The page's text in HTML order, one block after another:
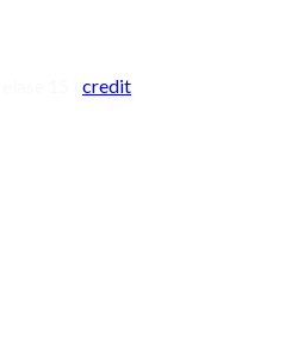
credit